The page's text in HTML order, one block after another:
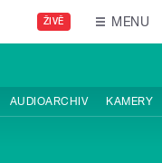
ŽIVĚ MENU
AUDIOARCHIV KAMERY